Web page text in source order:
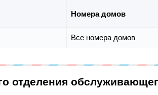
Номера домов
Все номера домов
отделения